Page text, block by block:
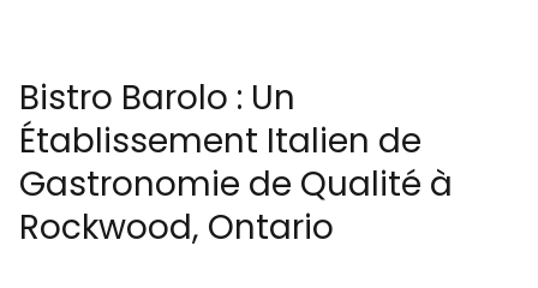
Bistro Barolo : Un
Établissement Italien de
Gastronomie de Qualité à
Rockwood, Ontario